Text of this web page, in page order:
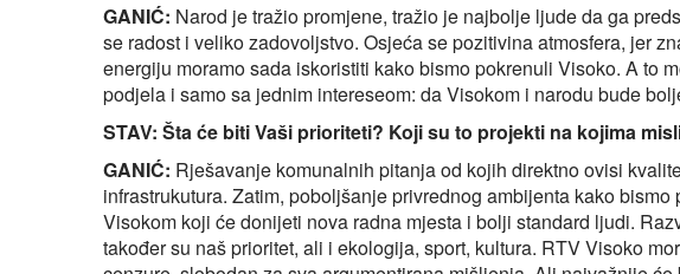
GANIĆ: Narod je tražio promjene, tražio je najbolje ljude da ga
se radost i veliko zadovoljstvo. Osjeća se pozitivina atmosfera, jer
energiju moramo sada iskoristiti kako bismo pokrenuli Visoko. A to
podjela i samo sa jednim intereseom: da Visokom i narodu bude
STAV: Šta će biti Vaši prioriteti? Koji su to projekti na kojima
GANIĆ: Rješavanje komunalnih pitanja od kojih direktno ovisi
infrastrukutura. Zatim, poboljšanje privrednog ambijenta kako
Visokom koji će donijeti nova radna mjesta i bolji standard ljudi.
također su naš prioritet, ali i ekologija, sport, kultura. RTV Visoko